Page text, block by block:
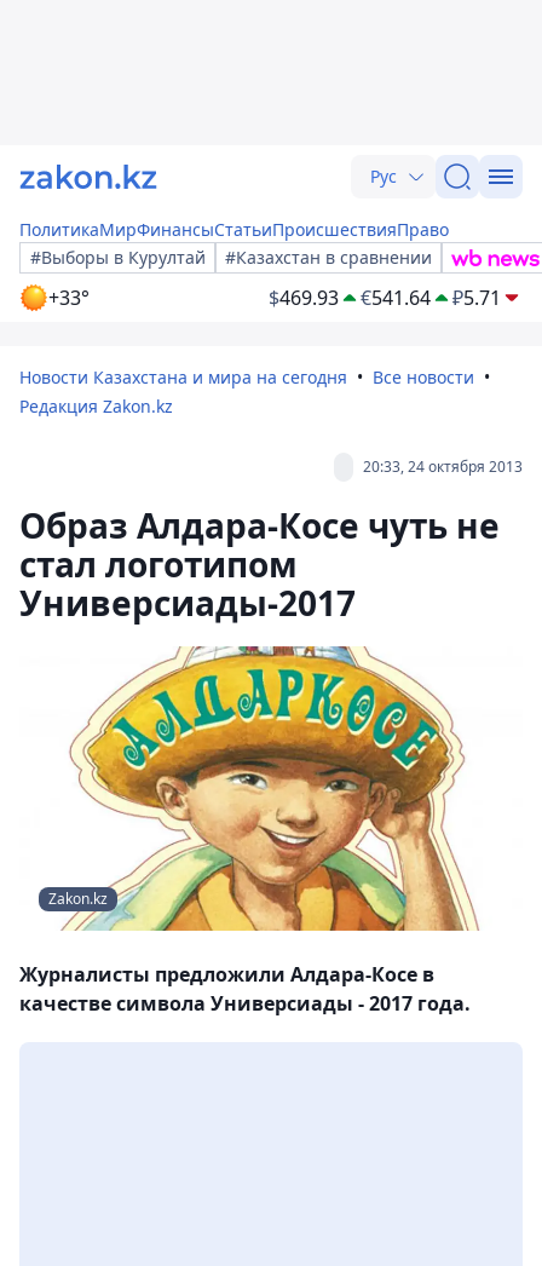
Рус
ПолитикаМирФинансыСтатьиПроисшествияПраво
#Выборы в Курултай
#Казахстан в сравнении
+33° $469.93 €541.64 ₽5.71
Новости Казахстана и мира на сегодня
Все новости
Редакция Zakon.kz
20:33, 24 октября 2013
Образ Алдара-Косе чуть не
стал логотипом
Универсиады-2017
Zakon.kz
Журналисты предложили Алдара-Косе в
качестве символа Универсиады - 2017 года.